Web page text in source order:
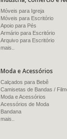
Móveis para Igreja
Móveis para Escritório
Apoio para Pés
Armário para Escritório
Arquivo para Escritório
mais..
Moda e Acessórios
Calçados para Bebê
Camisetas de Bandas /
Moda e Acessórios
Acessórios de Moda
Bandana
mais..